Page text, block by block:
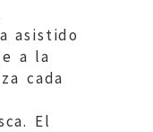
asistido
a la
cada
El